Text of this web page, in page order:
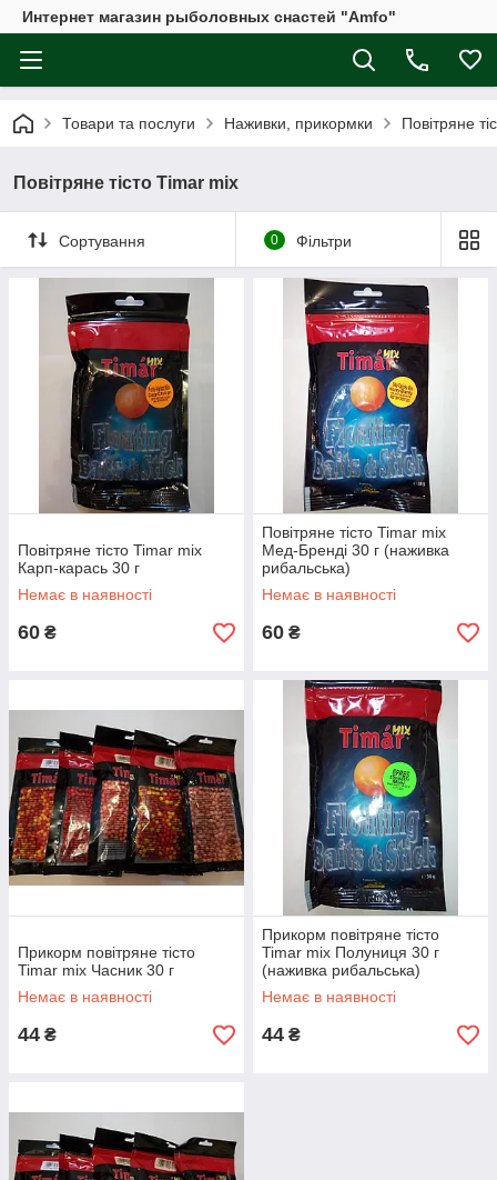
Интернет магазин рыболовных снастей "Amfo"
Товари та послуги Наживки, прикормки Повітряне
Повітряне тісто Timar mix
Сортування 0 Фільтри
Повітряне тісто Timar mix
Карп-карась 30 г
Немає в наявності
60 ₴
Повітряне тісто Timar mix
Мед-Бренді 30 г (наживка
рибальська)
Немає в наявності
60 ₴
Прикорм повітряне тісто
Timar mix Часник 30 г
Немає в наявності
44 ₴
Прикорм повітряне тісто
Timar mix Полуниця 30 г
(наживка рибальська)
Немає в наявності
44 ₴